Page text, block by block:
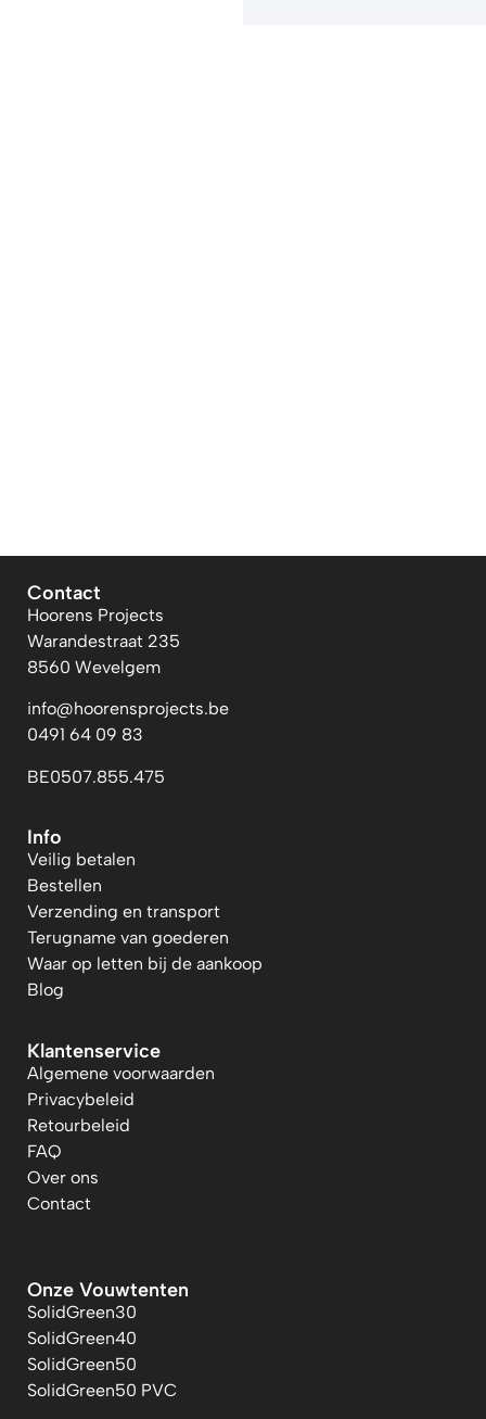
Contact
Hoorens Projects
Warandestraat 235
8560 Wevelgem
info@hoorensprojects.be
0491 64 09 83
BE0507.855.475
Info
Veilig betalen
Bestellen
Verzending en transport
Terugname van goederen
Waar op letten bij de aankoop
Blog
Klantenservice
Algemene voorwaarden
Privacybeleid
Retourbeleid
FAQ
Over ons
Contact
Onze Vouwtenten
SolidGreen30
SolidGreen40
SolidGreen50
SolidGreen50 PVC